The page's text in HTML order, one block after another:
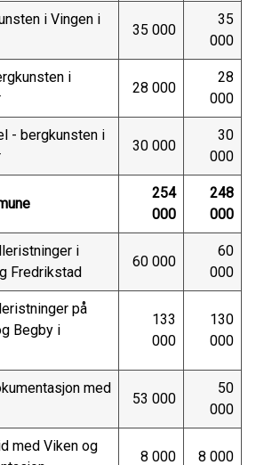
i Vingen i
35 000
35
000
i
28 000
28
000
- bergkunsten i
30 000
30
000
254
000
248
000
i
Fredrikstad
60 000
60
000
på
Begby i
133
000
130
000
med
53 000
50
000
med Viken og
8 000 8 000